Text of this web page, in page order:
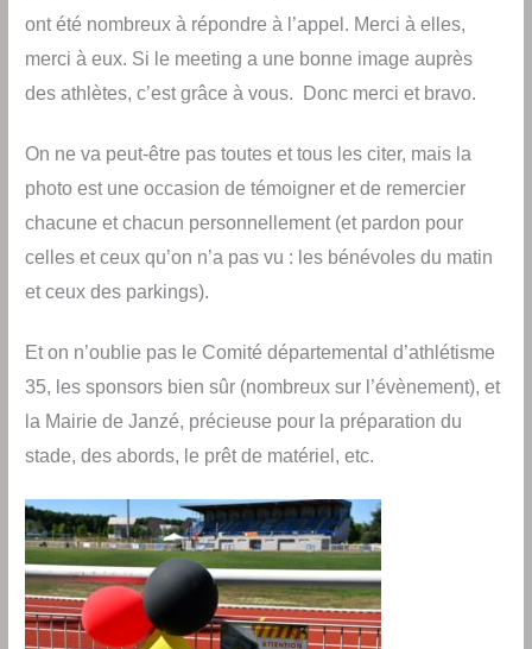
ont été nombreux à répondre à l’appel. Merci à elles,
merci à eux. Si le meeting a une bonne image auprès
des athlètes, c’est grâce à vous. Donc merci et bravo.
On ne va peut-être pas toutes et tous les citer, mais la
photo est une occasion de témoigner et de remercier
chacune et chacun personnellement (et pardon pour
celles et ceux qu’on n’a pas vu : les bénévoles du matin
et ceux des parkings).
Et on n’oublie pas le Comité départemental d’athlétisme
35, les sponsors bien sûr (nombreux sur l’évènement), et
la Mairie de Janzé, précieuse pour la préparation du
stade, des abords, le prêt de matériel, etc.